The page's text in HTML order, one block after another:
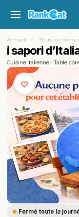
Accueil Tous les
i sapori
Cuisine italienne · Table
Fermé toute la